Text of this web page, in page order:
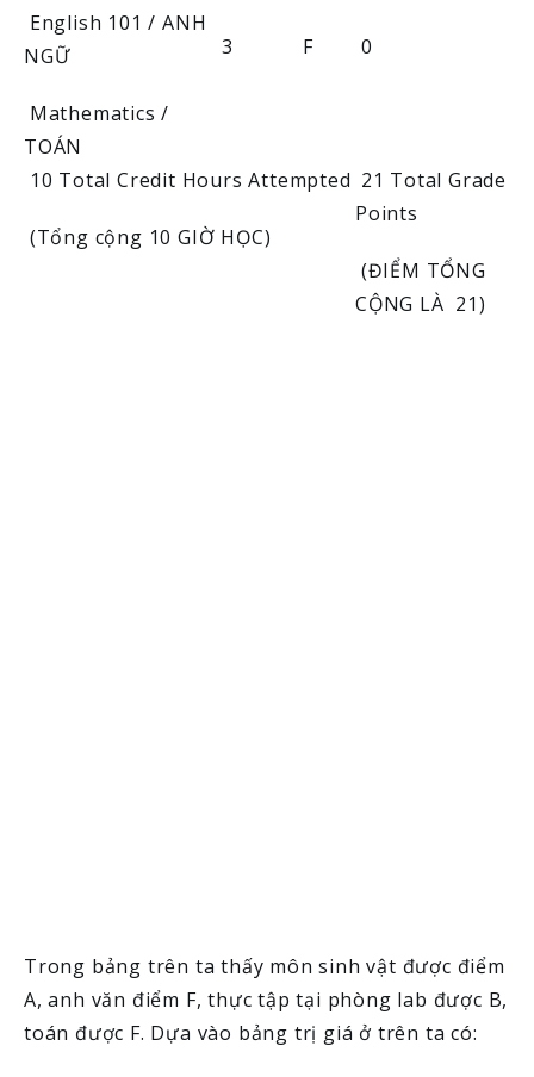
English 101 / ANH
NGỮ
Mathematics /
TOÁN
3 F 0
10 Total Credit Hours Attempted
(Tổng cộng 10 GIỜ HỌC)
21 Total Grade
Points
(ĐIỂM TỔNG
CỘNG LÀ 21)
Trong bảng trên ta thấy môn sinh vật được điểm
A, anh văn điểm F, thực tập tại phòng lab được B,
toán được F. Dựa vào bảng trị giá ở trên ta có: